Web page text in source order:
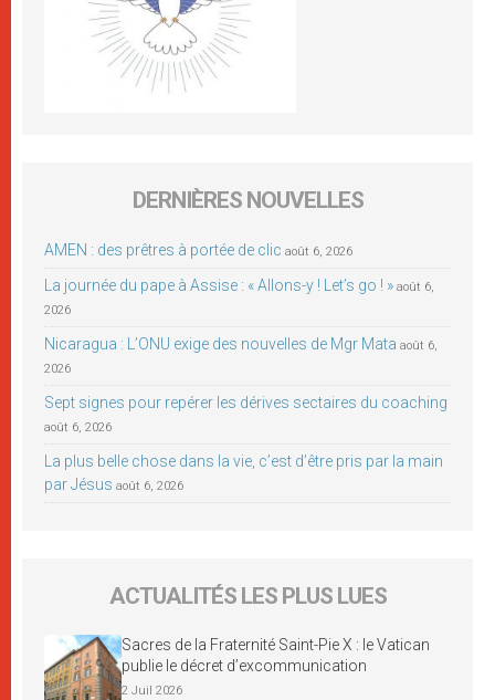
DERNIÈRES NOUVELLES
AMEN : des prêtres à portée de clic août 6, 2026
La journée du pape à Assise : « Allons-y ! Let’s go ! » août 6,
2026
Nicaragua : L’ONU exige des nouvelles de Mgr Mata août 6,
2026
Sept signes pour repérer les dérives sectaires du coaching
août 6, 2026
La plus belle chose dans la vie, c’est d’être pris par la main
par Jésus août 6, 2026
ACTUALITÉS LES PLUS LUES
Sacres de la Fraternité Saint-Pie X : le Vatican
publie le décret d’excommunication
2 Juil 2026